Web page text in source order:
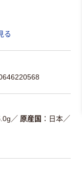
る
／ 原産国 日本／